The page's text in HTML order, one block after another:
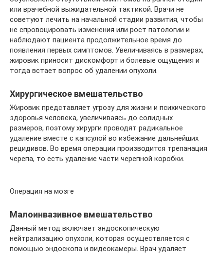
или врачебной выжидательной тактикой. Врачи не
советуют лечить на начальной стадии развития, чтобы
не спровоцировать изменения или рост патологии и
наблюдают пациента продолжительное время до
появления первых симптомов. Увеличиваясь в размерах,
жировик приносит дискомфорт и болевые ощущения и
тогда встает вопрос об удалении опухоли.
Хирургическое вмешательство
Жировик представляет угрозу для жизни и психического
здоровья человека, увеличиваясь до солидных
размеров, поэтому хирурги проводят радикальное
удаление вместе с капсулой во избежание дальнейших
рецидивов. Во время операции производится трепанация
черепа, то есть удаление части черепной коробки.
Операция на мозге
Малоинвазивное вмешательство
Данный метод включает эндоскопическую
нейтрализацию опухоли, которая осуществляется с
помощью эндоскопа и видеокамеры. Врач удаляет